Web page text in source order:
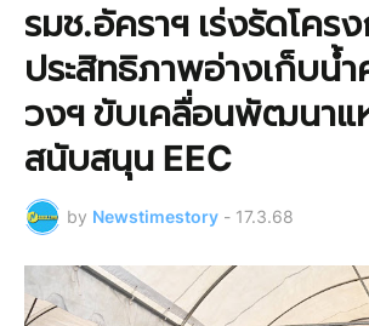
รมช.อัคราฯ เร่งรัดโคร
ประสิทธิภาพอ่างเก็บน้
วงฯ ขับเคลื่อนพัฒนาแ
สนับสนุน EEC
by Newstimestory - 17.3.68